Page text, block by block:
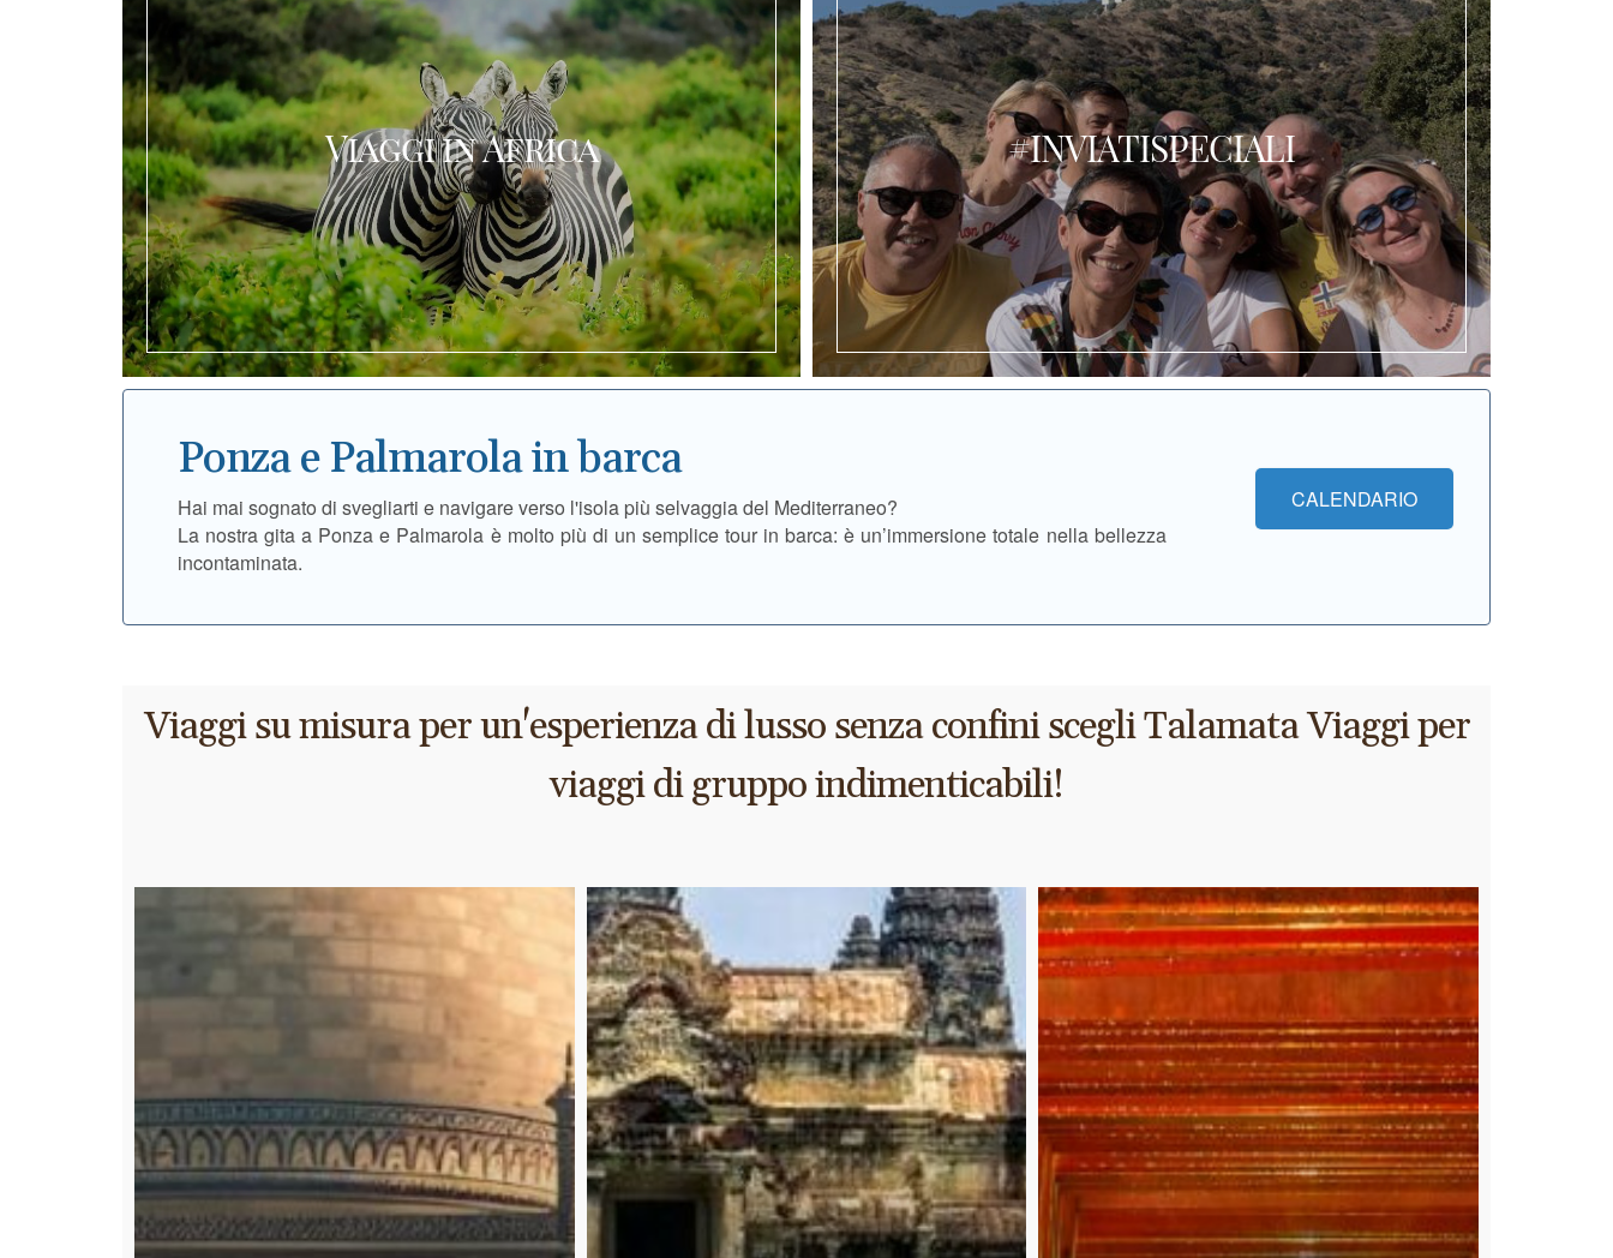
Viaggi in Africa #INVIATISPECIALI
Ponza e Palmarola in barca
Hai mai sognato di svegliarti e navigare verso l'isola più selvaggia del Mediterraneo?
La nostra gita a Ponza e Palmarola è molto più di un semplice tour in barca: è un’immersione totale nella bellezza
incontaminata.
CALENDARIO
Viaggi su misura per un'esperienza di lusso senza confini scegli Talamata Viaggi per
viaggi di gruppo indimenticabili!